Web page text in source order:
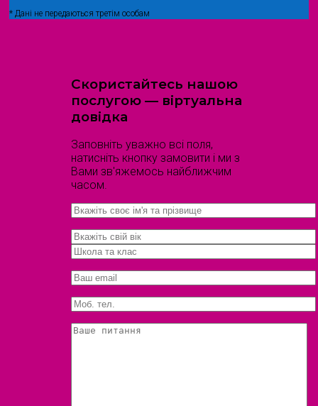
* Дані не передаються третім особам
Скористайтесь нашою
послугою — віртуальна
довідка
Заповніть уважно всі поля,
натисніть кнопку замовити і ми з
Вами зв'яжемось найближчим
часом.